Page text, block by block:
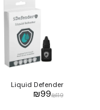
Liquid Defender
₪119
₪99